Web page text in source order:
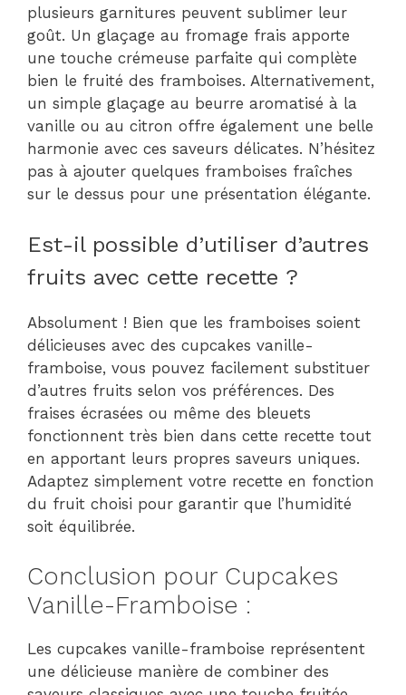
plusieurs garnitures peuvent sublimer leur
goût. Un glaçage au fromage frais apporte
une touche crémeuse parfaite qui complète
bien le fruité des framboises. Alternativement,
un simple glaçage au beurre aromatisé à la
vanille ou au citron offre également une belle
harmonie avec ces saveurs délicates. N’hésitez
pas à ajouter quelques framboises fraîches
sur le dessus pour une présentation élégante.
Est-il possible d’utiliser d’autres
fruits avec cette recette ?
Absolument ! Bien que les framboises soient
délicieuses avec des cupcakes vanille-
framboise, vous pouvez facilement substituer
d’autres fruits selon vos préférences. Des
fraises écrasées ou même des bleuets
fonctionnent très bien dans cette recette tout
en apportant leurs propres saveurs uniques.
Adaptez simplement votre recette en fonction
du fruit choisi pour garantir que l’humidité
soit équilibrée.
Conclusion pour Cupcakes
Vanille-Framboise :
Les cupcakes vanille-framboise représentent
une délicieuse manière de combiner des